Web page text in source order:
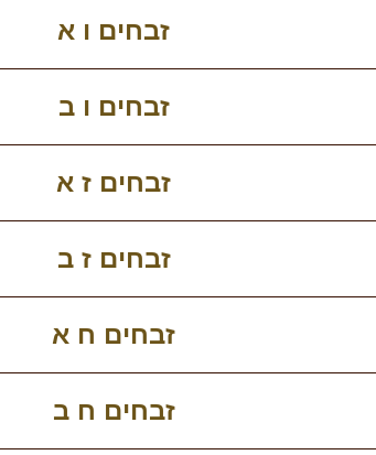
זבחים ו א
זבחים ו ב
זבחים ז א
זבחים ז ב
זבחים ח א
זבחים ח ב